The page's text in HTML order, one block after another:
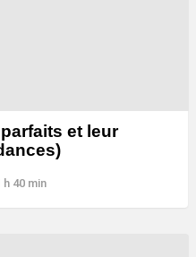
et leur
h 40 min